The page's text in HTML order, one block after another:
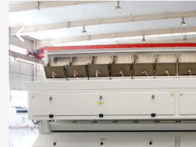
MAISON
PRODUITS
Hongshi
High-
tech
Co.,Ltd.
Rights
Reserved.